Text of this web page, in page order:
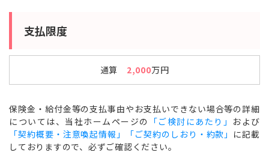
支払限度
通算 2,000万円
保険金・給付金等の支払事由やお支払いできない場合等の詳細
については、当社ホームページの 「ご検討にあたり」 および
「契約概要・注意喚起情報」「ご契約のしおり・約款」 に記載
しておりますので、必ずご確認ください。